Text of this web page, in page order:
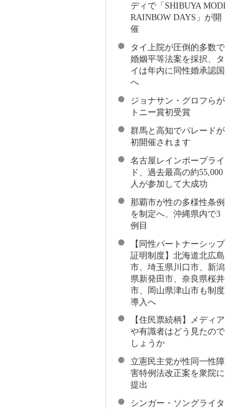
ディで「SHIBUYA MODI
RAINBOW DAYS」が開
催
タイ上院が圧倒的多数で
婚姻平等法案を採択、タ
イは年内に同性婚承認国
へ
ジョナサン・グロフらが
トニー賞初受賞
群馬と高知でパレードが
初開催されます
名古屋レインボープライ
ド、過去最高の約55,000
人が参加して大成功
那覇市が性の多様性条例
を制定へ、沖縄県内で3
例目
【同性パートナーシップ
証明制度】北海道北広島
市、埼玉県川口市、新潟
県新発田市、奈良県桜井
市、岡山県津山市も制度
導入へ
【住民票続柄】メディア
や有識者はどう見たので
しょうか
立憲民主党が性同一性障
害特例法改正案を衆院に
提出
シンガー・ソングライタ